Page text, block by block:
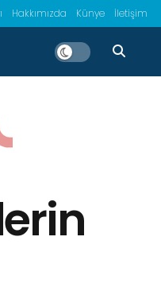
Hakkımızda Künye İletişim